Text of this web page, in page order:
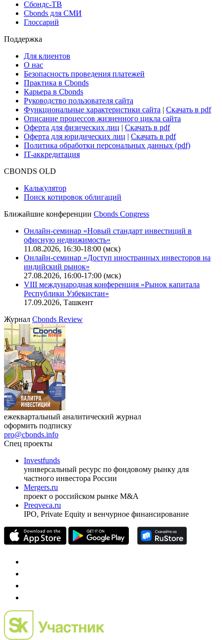
Сбондс-ТВ
Cbonds для СМИ
Глоссарий
Поддержка
Для клиентов
О нас
Безопасность проведения платежей
Практика в Cbonds
Карьера в Cbonds
Руководство пользователя сайта
Функциональные характеристики сайта | Скачать в pdf
Описание процессов жизненного цикла сайта
Оферта для физических лиц | Скачать в pdf
Оферта для юридических лиц | Скачать в pdf
Политика обработки персональных данных (pdf)
IT-аккредитация
CBONDS OLD
Калькулятор
Поиск котировок облигаций
Ближайшие конференции Cbonds Congress
Онлайн-семинар «Новый стандарт инвестиций в
офисную недвижимость»
11.08.2026, 16:30-18:00 (мск)
Онлайн-семинар «Доступ иностранных инвесторов на
индийский рынок»
27.08.2026, 16:00-17:00 (мск)
VIII международная конференция «Рынок капитала
Республики Узбекистан»
17.09.2026, Ташкент
Журнал Cbonds Review
ежеквартальный аналитический журнал
оформить подписку
pro@cbonds.info
Спец проекты
Investfunds
универсальный ресурс по фондовому рынку для
частного инвестора России
Mergers.ru
проект о российском рынке M&A
Preqveca.ru
IPO, Private Equity и венчурное финансирование